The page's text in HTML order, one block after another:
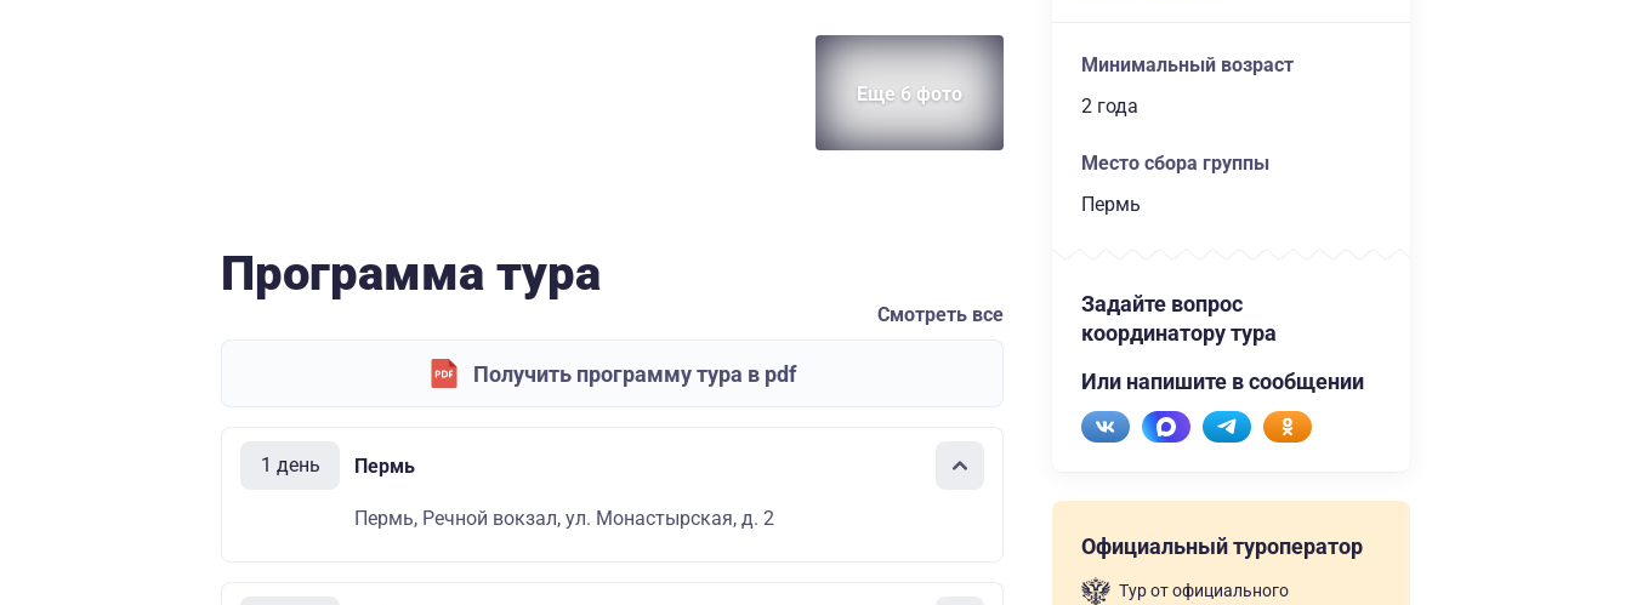
Еще 6 фото
Программа тура
Смотреть все
Получить программу тура в pdf
1 день Пермь
Пермь, Речной вокзал, ул. Монастырская, д. 2
Минимальный возраст
2 года
Место сбора группы
Пермь
Задайте вопрос
координатору тура
Или напишите в сообщении
Официальный туроператор
Тур от официального